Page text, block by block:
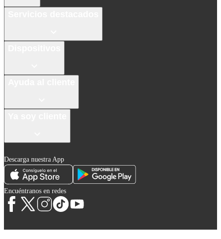
Descarga nuestra App
Encuéntranos en redes